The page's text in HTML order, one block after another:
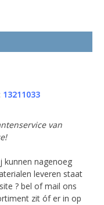
13211033
van
kunnen nagenoeg
leveren staat
? bel of mail ons
zit óf er in op